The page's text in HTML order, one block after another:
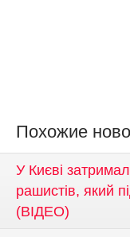
Похожие
У Києві
рашистів, який
(ВІДЕО)